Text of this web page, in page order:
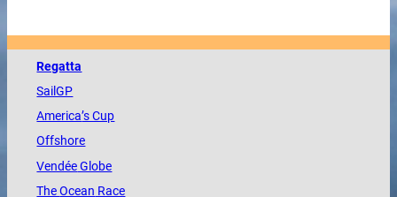
Regatta
SailGP
America’s Cup
Offshore
VendéeGlobe
TheOcean Race